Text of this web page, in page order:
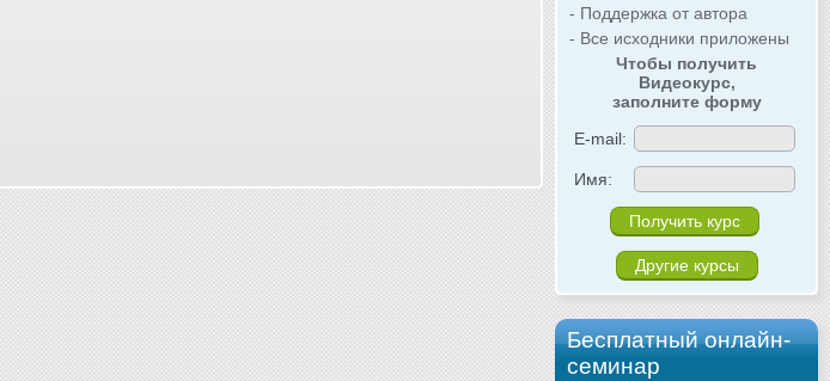
- Поддержка от автора
- Все исходники приложены
Чтобы получить
Видеокурс,
заполните форму
E-mail:
Имя:
Другие курсы
Бесплатный онлайн-
семинар